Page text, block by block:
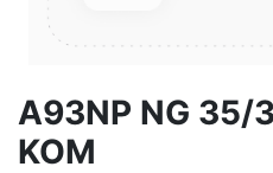
A93NP NG 35/
KOM